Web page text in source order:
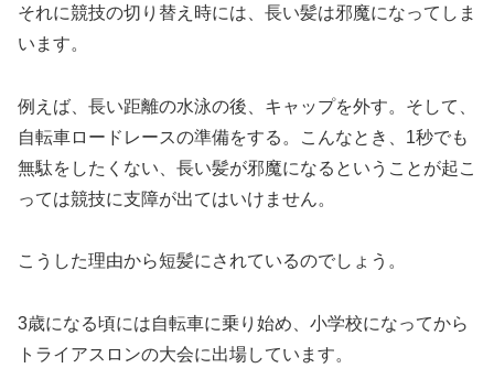
それに競技の切り替え時には、長い髪は邪魔になってしま
います。
例えば、長い距離の水泳の後、キャップを外す。そして、
自転車ロードレースの準備をする。こんなとき、1秒でも
無駄をしたくない、長い髪が邪魔になるということが起こ
っては競技に支障が出てはいけません。
こうした理由から短髪にされているのでしょう。
3歳になる頃には自転車に乗り始め、小学校になってから
トライアスロンの大会に出場しています。